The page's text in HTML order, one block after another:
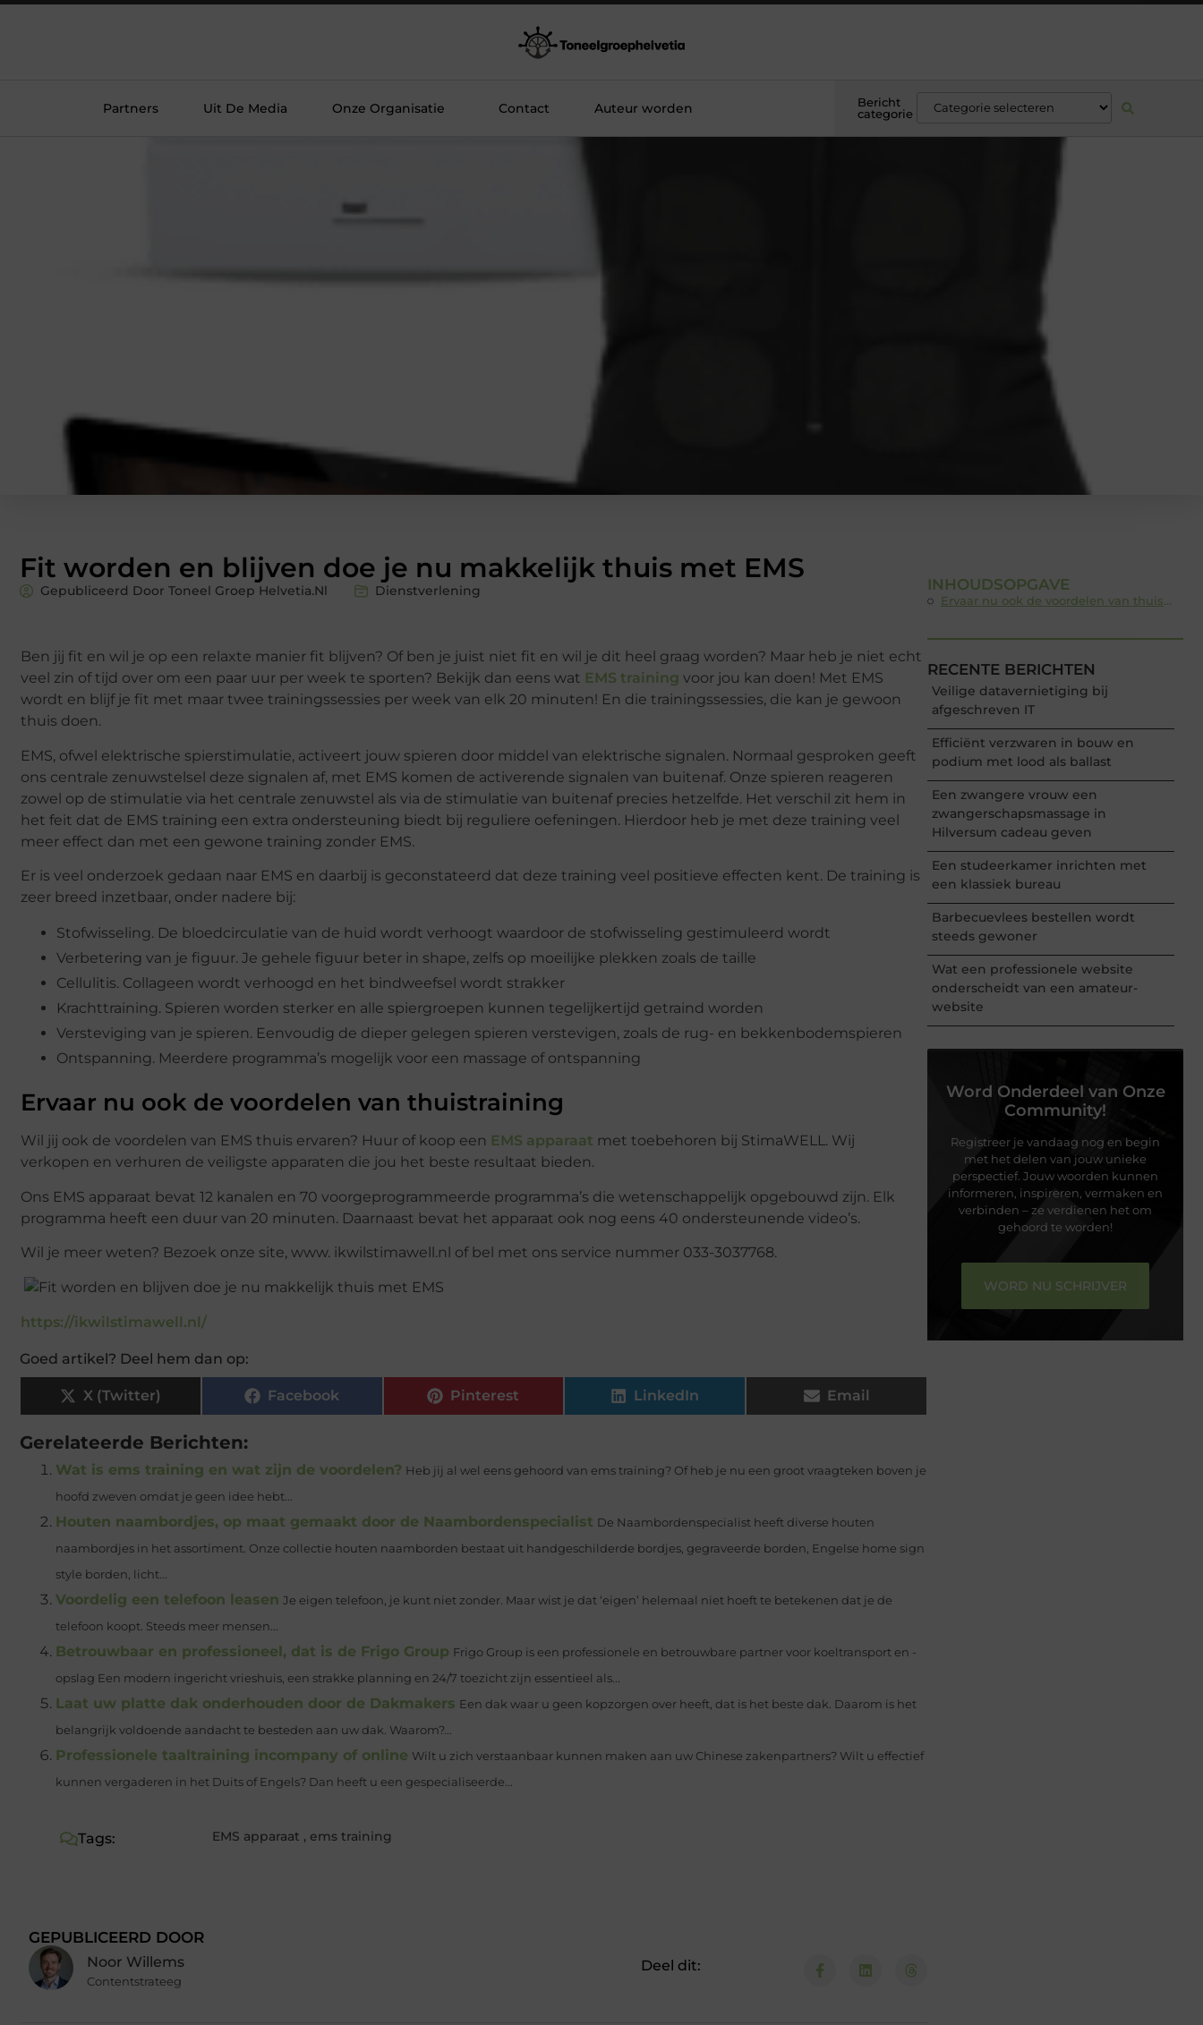
Partners Uit De Media Onze Organisatie Contact Auteur worden
Bericht
categorie
Fit worden en blijven doe je nu makkelijk thuis met EMS
Gepubliceerd Door Toneel Groep Helvetia.nl Dienstverlening
Ben jij fit en wil je op een relaxte manier fit blijven? Of ben je juist niet fit en wil je dit heel graag worden? Maar heb je niet echt
veel zin of tijd over om een paar uur per week te sporten? Bekijk dan eens wat EMS training voor jou kan doen! Met EMS
wordt en blijf je fit met maar twee trainingssessies per week van elk 20 minuten! En die trainingssessies, die kan je gewoon
thuis doen.
EMS, ofwel elektrische spierstimulatie, activeert jouw spieren door middel van elektrische signalen. Normaal gesproken geeft
ons centrale zenuwstelsel deze signalen af, met EMS komen de activerende signalen van buitenaf. Onze spieren reageren
zowel op de stimulatie via het centrale zenuwstel als via de stimulatie van buitenaf precies hetzelfde. Het verschil zit hem in
het feit dat de EMS training een extra ondersteuning biedt bij reguliere oefeningen. Hierdoor heb je met deze training veel
meer effect dan met een gewone training zonder EMS.
Er is veel onderzoek gedaan naar EMS en daarbij is geconstateerd dat deze training veel positieve effecten kent. De training is
zeer breed inzetbaar, onder nadere bij:
Stofwisseling. De bloedcirculatie van de huid wordt verhoogt waardoor de stofwisseling gestimuleerd wordt
Verbetering van je figuur. Je gehele figuur beter in shape, zelfs op moeilijke plekken zoals de taille
Cellulitis. Collageen wordt verhoogd en het bindweefsel wordt strakker
Krachttraining. Spieren worden sterker en alle spiergroepen kunnen tegelijkertijd getraind worden
Versteviging van je spieren. Eenvoudig de dieper gelegen spieren verstevigen, zoals de rug- en bekkenbodemspieren
Ontspanning. Meerdere programma’s mogelijk voor een massage of ontspanning
Ervaar nu ook de voordelen van thuistraining
Wil jij ook de voordelen van EMS thuis ervaren? Huur of koop een EMS apparaat met toebehoren bij StimaWELL. Wij
verkopen en verhuren de veiligste apparaten die jou het beste resultaat bieden.
Ons EMS apparaat bevat 12 kanalen en 70 voorgeprogrammeerde programma’s die wetenschappelijk opgebouwd zijn. Elk
programma heeft een duur van 20 minuten. Daarnaast bevat het apparaat ook nog eens 40 ondersteunende video’s.
Wil je meer weten? Bezoek onze site, www. ikwilstimawell.nl of bel met ons service nummer 033-3037768.
https://ikwilstimawell.nl/
Goed artikel? Deel hem dan op:
X (Twitter) Facebook Pinterest LinkedIn Email
Gerelateerde Berichten:
Wat is ems training en wat zijn de voordelen? Heb jij al wel eens gehoord van ems training? Of heb je nu een groot vraagteken boven je
hoofd zweven omdat je geen idee hebt...
Houten naambordjes, op maat gemaakt door de Naambordenspecialist De Naambordenspecialist heeft diverse houten
naambordjes in het assortiment. Onze collectie houten naamborden bestaat uit handgeschilderde bordjes, gegraveerde borden, Engelse home sign
style borden, licht...
Voordelig een telefoon leasen Je eigen telefoon, je kunt niet zonder. Maar wist je dat ‘eigen’ helemaal niet hoeft te betekenen dat je de
telefoon koopt. Steeds meer mensen...
Betrouwbaar en professioneel, dat is de Frigo Group Frigo Group is een professionele en betrouwbare partner voor koeltransport en -
opslag Een modern ingericht vrieshuis, een strakke planning en 24/7 toezicht zijn essentieel als...
Laat uw platte dak onderhouden door de Dakmakers Een dak waar u geen kopzorgen over heeft, dat is het beste dak. Daarom is het
belangrijk voldoende aandacht te besteden aan uw dak. Waarom?...
Professionele taaltraining incompany of online Wilt u zich verstaanbaar kunnen maken aan uw Chinese zakenpartners? Wilt u effectief
kunnen vergaderen in het Duits of Engels? Dan heeft u een gespecialiseerde...
Tags: EMS apparaat , ems training
GEPUBLICEERD DOOR
Noor Willems
Contentstrateeg
Deel dit:
INHOUDSOPGAVE
Ervaar nu ook de voordelen van thuistraining
RECENTE BERICHTEN
Veilige datavernietiging bij
afgeschreven IT
Efficiënt verzwaren in bouw en
podium met lood als ballast
Een zwangere vrouw een
zwangerschapsmassage in
Hilversum cadeau geven
Een studeerkamer inrichten met
een klassiek bureau
Barbecuevlees bestellen wordt
steeds gewoner
Wat een professionele website
onderscheidt van een amateur-
website
Word Onderdeel van Onze
Community!
Registreer je vandaag nog en begin
met het delen van jouw unieke
perspectief. Jouw woorden kunnen
informeren, inspireren, vermaken en
verbinden – ze verdienen het om
gehoord te worden!
WORD NU SCHRIJVER